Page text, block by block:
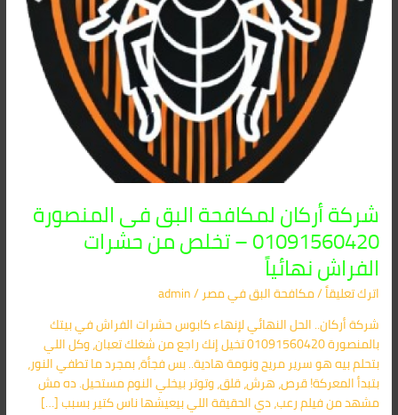
شركة أركان لمكافحة البق فى المنصورة
01091560420 – تخلص من حشرات
الفراش نهائياً
اترك تعليقاً/مكافحة البق​ في مصر/
admin
شركة أركان.. الحل النهائي لإنهاء كابوس حشرات الفراش في بيتك
بالمنصورة 01091560420 تخيل إنك راجع من شغلك تعبان، وكل اللي
بتحلم بيه هو سرير مريح ونومة هادية.. بس فجأة، بمجرد ما تطفي النور،
بتبدأ المعركة! قرص، هرش، قلق، وتوتر بيخلي النوم مستحيل. ده مش
مشهد من فيلم رعب، دي الحقيقة اللي بيعيشها ناس كتير بسبب […]
من
حشرات
الفراش
نهائياً